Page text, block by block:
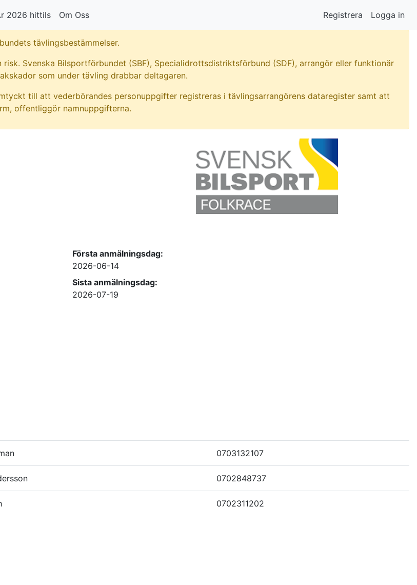
2026 hittils Om Oss Registrera Logga in
tävlingsbestämmelser.
Svenska Bilsportförbundet (SBF), Specialidrottsdistriktsförbund (SDF), arrangör eller funktionär
som under tävling drabbar deltagaren.
till att vederbörandes personuppgifter registreras i tävlingsarrangörens dataregister samt att
offentliggör namnuppgifterna.
Första anmälningsdag:
2026-06-14
Sista anmälningsdag:
2026-07-19
0703132107
0702848737
0702311202